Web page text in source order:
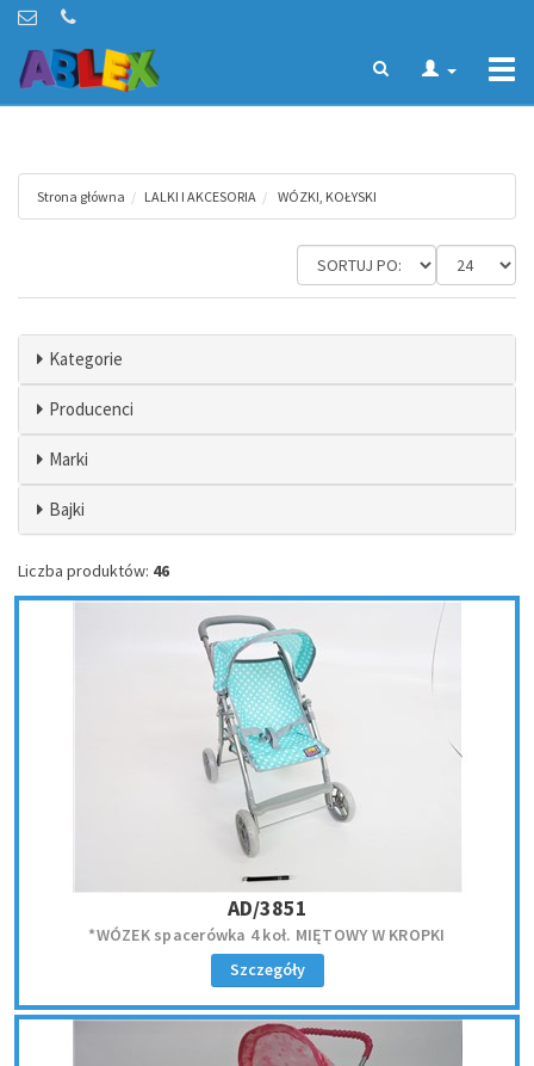
Strona główna LALKI I AKCESORIA WÓZKI, KOŁYSKI
Kategorie
Producenci
Marki
Bajki
Liczba produktów: 46
AD/3851
*WÓZEK spacerówka 4 koł. MIĘTOWY W KROPKI
Szczegóły